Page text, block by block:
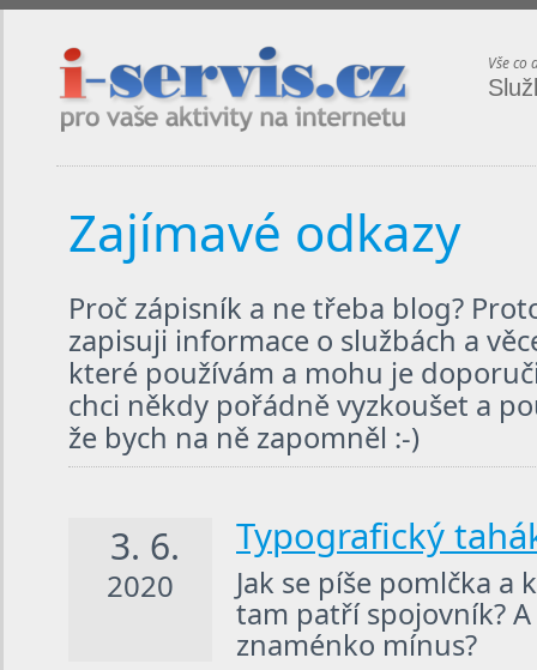
Vše co
Zajímavé odkazy
Proč zápisník a ne třeba blog?
zapisuji informace o službách a
které používám a mohu je
chci někdy pořádně vyzkoušet a
že bych na ně zapomněl :-)
3. 6.
2020
Typografický
Jak se píše pomlčka a
tam patří spojovník?
znaménko mínus?